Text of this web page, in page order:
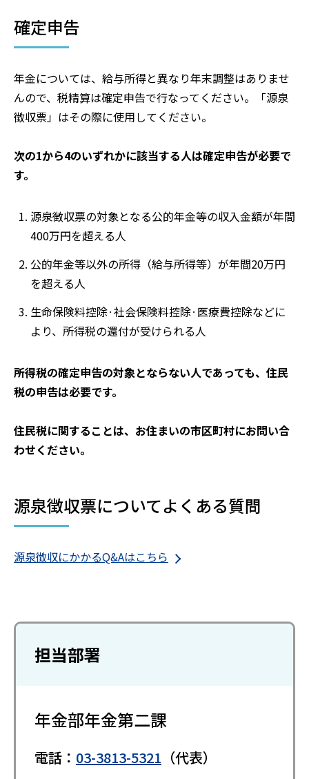
確定申告
年金については、給与所得と異なり年末調整はありませ
んので、税精算は確定申告で行なってください。「源泉
徴収票」はその際に使用してください。
次の1から4のいずれかに該当する人は確定申告が必要で
す。
源泉徴収票の対象となる公的年金等の収入金額が年間
400万円を超える人
公的年金等以外の所得（給与所得等）が年間20万円
を超える人
生命保険料控除·社会保険料控除·医療費控除などに
より、所得税の還付が受けられる人
所得税の確定申告の対象とならない人であっても、住民
税の申告は必要です。
住民税に関することは、お住まいの市区町村にお問い合
わせください。
源泉徴収票についてよくある質問
源泉徴収にかかるQ&Aはこちら
担当部署
年金部年金第二課
電話： 03-3813-5321 （代表）